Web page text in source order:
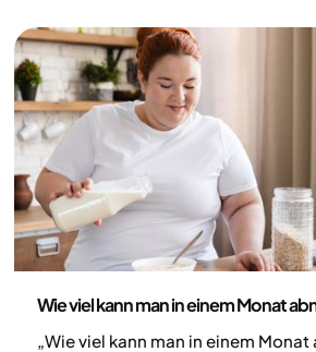
können solche Gespräche jedoch
schaffen und dazu beitragen,
Veränderungen und gesündere
fördern.
Wie viel kann man in einem Monat
„Wie viel kann man in einem